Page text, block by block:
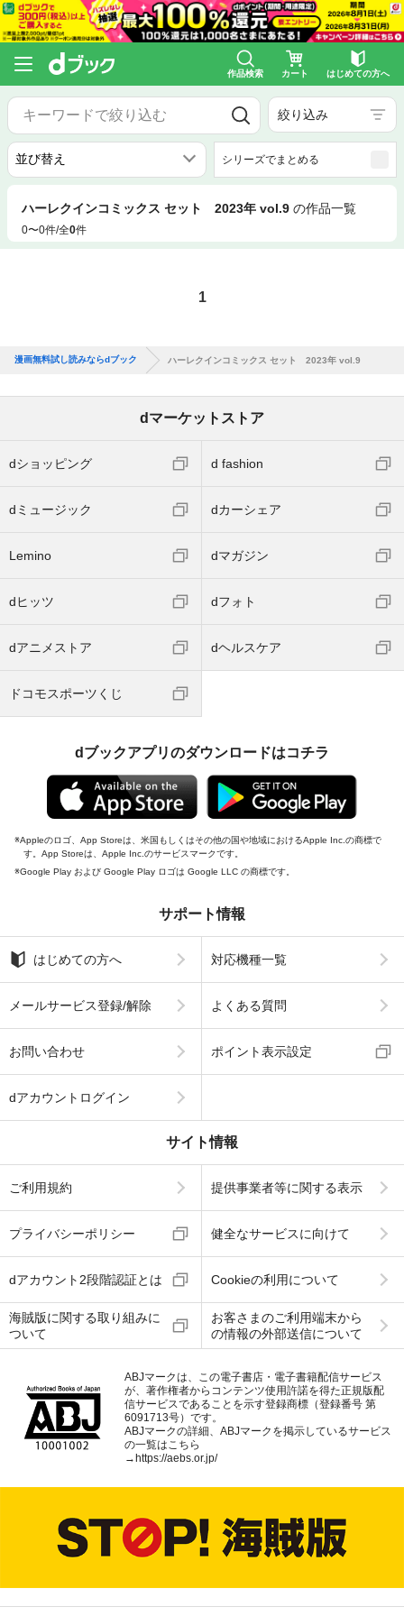
作品検索 カート はじめての方へ
絞り込み
シリーズでまとめる
ハーレクインコミックス セット 2023年 vol.9 の作品一覧
0〜0件/全0件
1
漫画無料試し読みならdブック ハーレクインコミックス セット 2023年 vol.9
dマーケットストア
dショッピング d fashion
dミュージック dカーシェア
Lemino dマガジン
dヒッツ dフォト
dアニメストア dヘルスケア
ドコモスポーツくじ
dブックアプリのダウンロードはコチラ
Appleのロゴ、App Storeは、米国もしくはその他の国や地域におけるApple Inc.の商標で
す。App Storeは、Apple Inc.のサービスマークです。
Google Play および Google Play ロゴは Google LLC の商標です。
サポート情報
はじめての方へ 対応機種一覧
メールサービス登録/解除 よくある質問
お問い合わせ ポイント表示設定
dアカウントログイン
サイト情報
ご利用規約 提供事業者等に関する表示
プライバシーポリシー 健全なサービスに向けて
dアカウント2段階認証とは Cookieの利用について
海賊版に関する取り組みに
ついて
お客さまのご利用端末から
の情報の外部送信について
ABJマークは、この電子書店・電子書籍配信サービス
が、著作権者からコンテンツ使用許諾を得た正規版配
信サービスであることを示す登録商標（登録番号 第
6091713号）です。
ABJマークの詳細、ABJマークを掲示しているサービス
の一覧はこちら
→https://aebs.or.jp/